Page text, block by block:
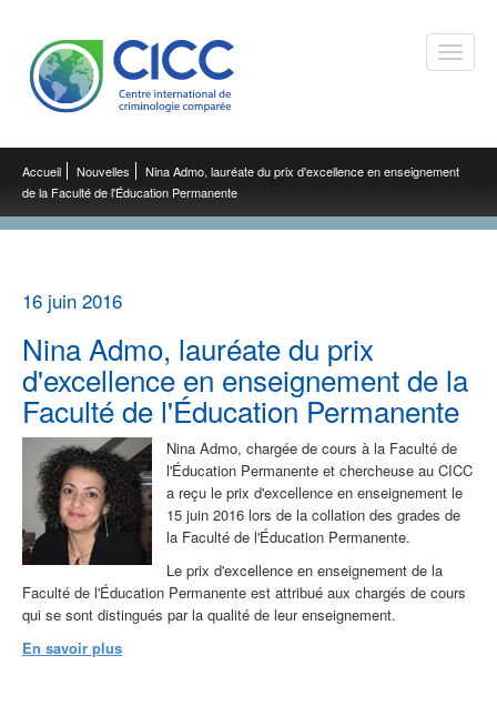
Toggle
Accueil Nouvelles
Nina Admo, lauréate du prix d'excellence en enseignement
de la Faculté de l'Éducation Permanente
16 juin 2016
Nina Admo, lauréate du prix
d'excellence en enseignement de la
Faculté de l'Éducation Permanente
Nina Admo, chargée de cours à la Faculté de
l'Éducation Permanente et chercheuse au CICC
a reçu le prix d'excellence en enseignement le
15 juin 2016 lors de la collation des grades de
la Faculté de l'Éducation Permanente.
Le prix d'excellence en enseignement de la
Faculté de l'Éducation Permanente est attribué aux chargés de cours
qui se sont distingués par la qualité de leur enseignement.
En savoir plus